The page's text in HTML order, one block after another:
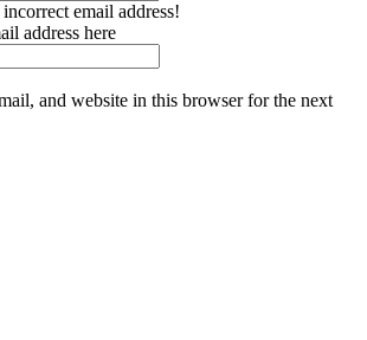
email address!
address here
and website in this browser for the next